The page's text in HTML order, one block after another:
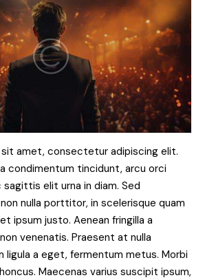
sit amet, consectetur adipiscing elit.
condimentum tincidunt, arcu orci
elit urna in diam. Sed
nulla porttitor, in scelerisque quam
ipsum justo. Aenean fringilla a
venenatis. Praesent at nulla
ligula a eget, fermentum metus. Morbi
Maecenas varius suscipit ipsum,